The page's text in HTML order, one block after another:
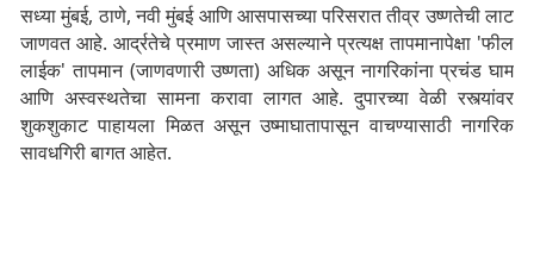
सध्या मुंबई, ठाणे, नवी मुंबई आणि आसपासच्या परिसरात तीव्र उष्णतेची लाट
जाणवत आहे. आर्द्रतेचे प्रमाण जास्त असल्याने प्रत्यक्ष तापमानापेक्षा 'फील
लाईक' तापमान (जाणवणारी उष्णता) अधिक असून नागरिकांना प्रचंड घाम
आणि अस्वस्थतेचा सामना करावा लागत आहे. दुपारच्या वेळी रस्त्यांवर
शुकशुकाट पाहायला मिळत असून उष्माघातापासून वाचण्यासाठी नागरिक
सावधगिरी बागत आहेत.